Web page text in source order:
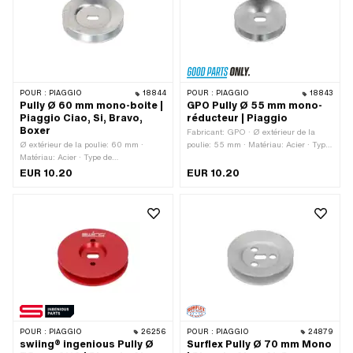
POUR : PIAGGIO 18844
Pully Ø 60 mm mono-boite |
Piaggio Ciao, Si, Bravo,
Boxer
Ø extérieur de la poulie: 60 mm ·
Matériau: Acier · Type de
transmission: Mono · Surface:
EUR 10.20
POUR : PIAGGIO 18843
GPO Pully Ø 55 mm mono-
réducteur | Piaggio
Fabricant: GPO · Ø extérieur de la
poulie: 55 mm · Matériau: Acier · Type
galvanisé bleu
EUR 10.20
POUR : PIAGGIO 26256
swiing® ingenious Pully Ø
POUR : PIAGGIO 24879
Surflex Pully Ø 70 mm Mono